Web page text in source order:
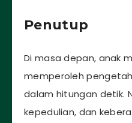
Penutup
Di masa depan, anak
memperoleh
dalam hitungan detik.
kepedulian, dan